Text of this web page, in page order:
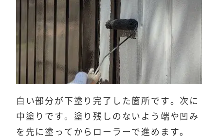
白い部分が下塗り完了した箇所です。次に
中塗りです。塗り残しのないよう端や凹み
を先に塗ってからローラーで進めます。